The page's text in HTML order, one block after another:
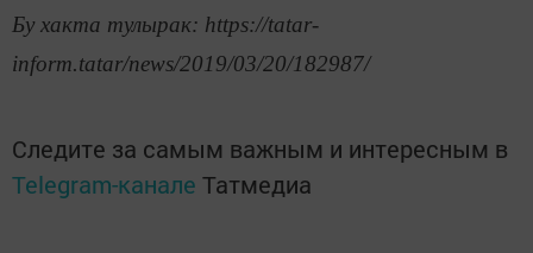
Бу хакта тулырак: https://tatar-
inform.tatar/news/2019/03/20/182987/
Следите за самым важным и интересным в
Telegram-канале Татмедиа